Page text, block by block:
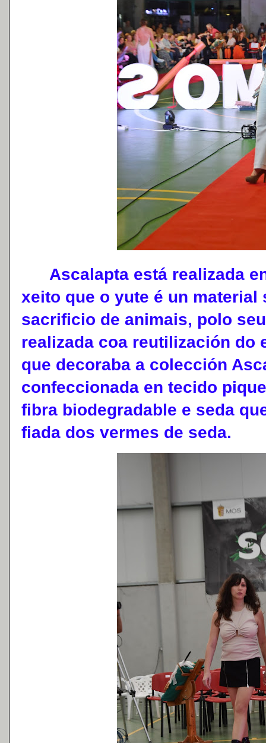
Ascalapta está realizada
xeito que o yute é un material
sacrificio de animais, polo
realizada coa reutilización do
que decoraba a colección
confeccionada en tecido
fibra biodegradable e seda
fiada dos vermes de seda.